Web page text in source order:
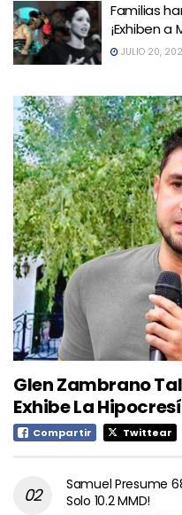
Familias
¡Exhiben a
JULIO 20,
Glen Zambrano
Exhibe La
Compartir Twittear
Samuel Presume
Solo 10.2 MMD!